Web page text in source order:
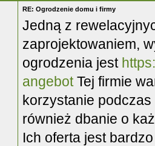
RE: Ogrodzenie domu i firmy
Jedną z
zaprojektowaniem,
ogrodzenia jest
angebotTej firmie
korzystanie
również dbanie o
Ich oferta jest